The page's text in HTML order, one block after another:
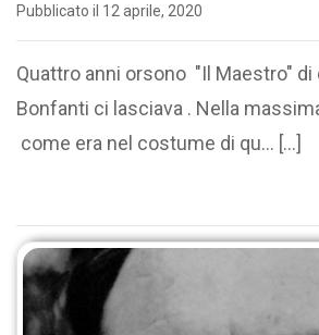
Pubblicato il 12 aprile, 2020
Quattro anni orsono "Il Maestro" di
Bonfanti ci lasciava . Nella
come era nel costume di qu... […]